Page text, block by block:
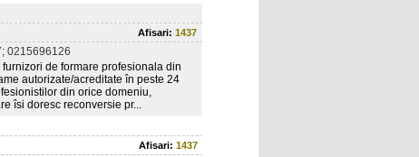
Afisari: 1437
0215696126
de formare profesionala din
autorizate/acreditate în peste 24
din orice domeniu,
îsi doresc reconversie pr...
Afisari: 1437